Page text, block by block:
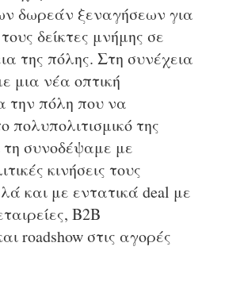
δωρεάν ξεναγήσεων για
δείκτες μνήμης σε
της πόλης. Στη συνέχεια
μια νέα οπτική
την πόλη που να
πολυπολιτισμικό της
συνοδέψαμε με
κινήσεις τους
και με εντατικά deal με
Β2B
roadshow στις αγορές